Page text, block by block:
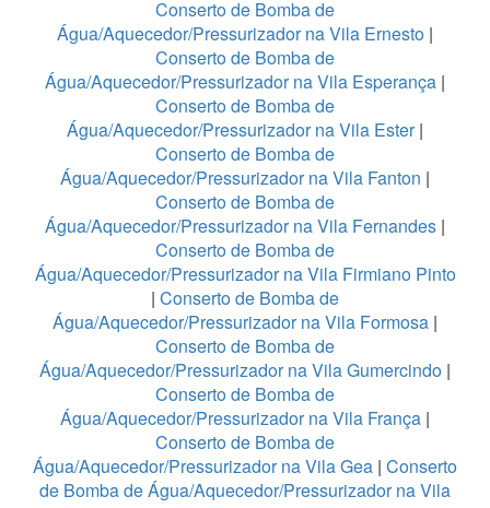
Conserto de Bomba de
Água/Aquecedor/Pressurizador na Vila Ernesto |
Conserto de Bomba de
Água/Aquecedor/Pressurizador na Vila Esperança |
Conserto de Bomba de
Água/Aquecedor/Pressurizador na Vila Ester|
Conserto de Bomba de
Água/Aquecedor/Pressurizador na Vila Fanton |
Conserto de Bomba de
Água/Aquecedor/Pressurizador na Vila Fernandes |
Conserto de Bomba de
Água/Aquecedor/Pressurizador na Vila Firmiano Pinto
| Conserto de Bomba de
Água/Aquecedor/Pressurizador na Vila Formosa |
Conserto de Bomba de
Água/Aquecedor/Pressurizador na Vila Gumercindo |
Conserto de Bomba de
Água/Aquecedor/Pressurizador na Vila França |
Conserto de Bomba de
Água/Aquecedor/Pressurizador na Vila Gea | Conserto
de Bomba de Água/Aquecedor/Pressurizador na Vila